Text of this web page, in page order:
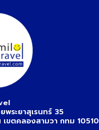
ระยาสุเรนทร์ 35
เขตคลองสามวา กทม 10510